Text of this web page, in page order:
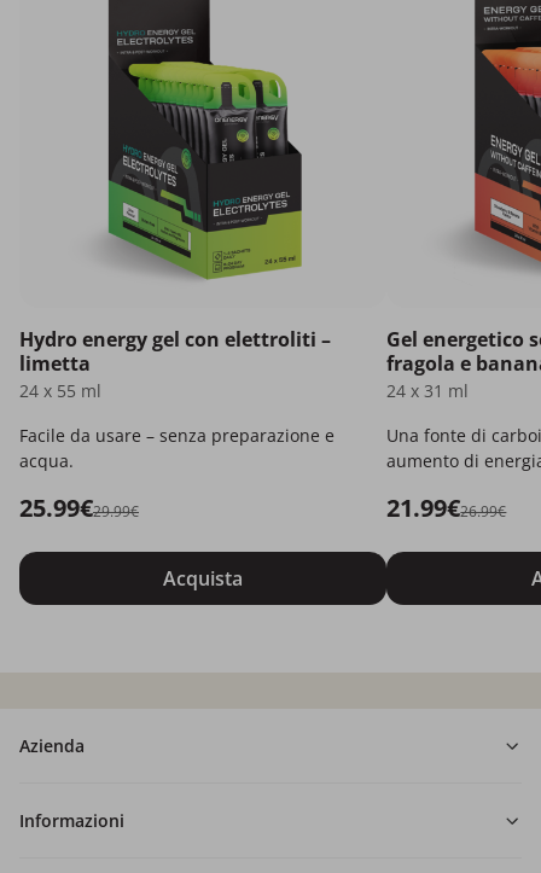
Hydro energy gel con elettroliti –
limetta
24 x 55 ml
Facile da usare – senza preparazione e
acqua.
25.99€29.99€
Acquista
Gel energetico
fragola e
24 x 31 ml
Una fonte di
aumento di
21.99€26.99€
Azienda
Informazioni